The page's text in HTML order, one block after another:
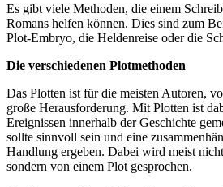
Es gibt viele Methoden, die einem
Romans helfen können. Dies sind zum
Plot-Embryo, die Heldenreise oder die
Die verschiedenen Plotmethoden
Das Plotten ist für die meisten Autoren,
große Herausforderung. Mit Plotten ist
Ereignissen innerhalb der Geschichte
sollte sinnvoll sein und eine
Handlung ergeben. Dabei wird meist
sondern von einem Plot gesprochen.